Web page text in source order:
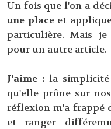
Un fois que l'on a
une placeet
particulière. Mais
pour un autre article.
J'aime : la
qu'elle prône sur
réflexion m'a frappé
et ranger